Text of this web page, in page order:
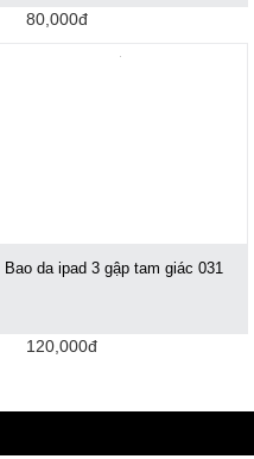
80,000đ
Bao da ipad 3 gập tam giác 031
120,000đ